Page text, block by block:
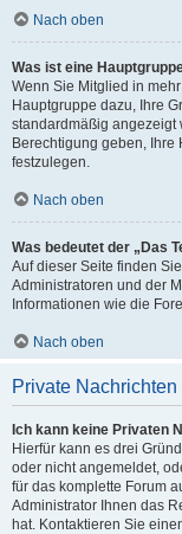
Nach oben
Was ist eine
Wenn Sie Mitglied in
Hauptgruppe dazu, Ihre
standardmäßig angezeigt
Berechtigung geben,
festzulegen.
Nach oben
Was bedeutet der „Das
Auf dieser Seite finden
Administratoren und der
Informationen wie die
Nach oben
Private Nachrichten
Ich kann keine Privaten
Hierfür kann es drei
oder nicht angemeldet,
für das komplette Forum
Administrator Ihnen das
hat. Kontaktieren Sie